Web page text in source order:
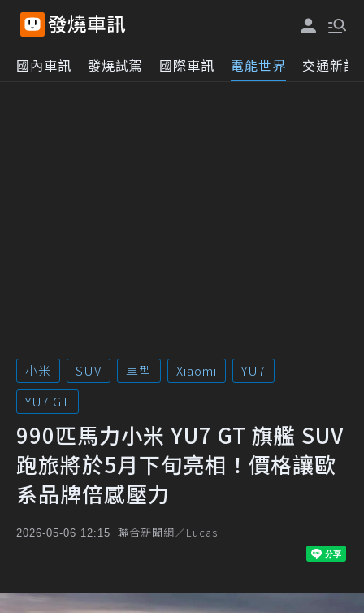
國內車訊 發燒試駕 國際車訊 電能世界 交通新訊
小米 SUV 車型 Xiaomi
YU7
YU7 GT
990匹馬力小米 YU7 GT 旗艦 SUV
跑旅將於5月下旬亮相！價格讓歐
系品牌倍感壓力
2026-05-06 12:15 聯合新聞網／Lucas